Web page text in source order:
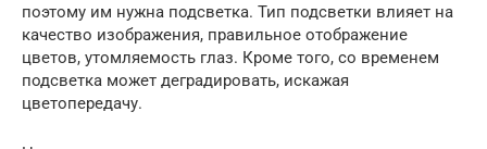
поэтому им нужна подсветка. Тип подсветки влияет на
качество изображения, правильное отображение
цветов, утомляемость глаз. Кроме того, со временем
подсветка может деградировать, искажая
цветопередачу.